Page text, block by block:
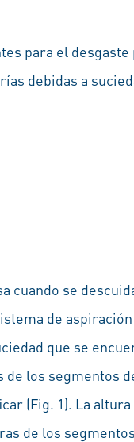
para el
debidas a
cuando se
de
que se
los segmentos
(Fig. 1). La altura
de los